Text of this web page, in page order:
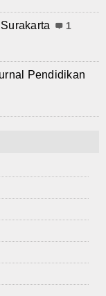
1
Pendidikan